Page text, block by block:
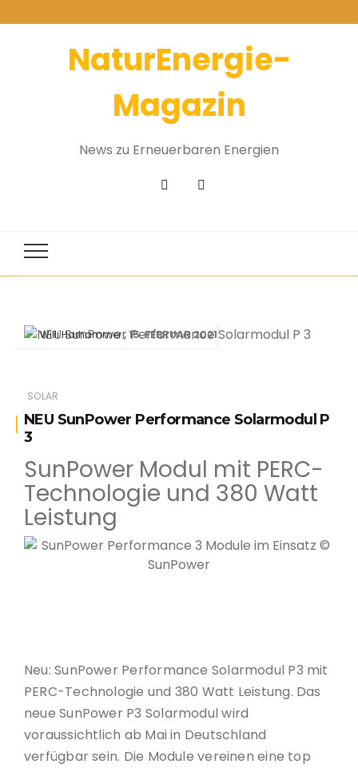
NaturEnergie-
Magazin
News zu Erneuerbaren Energien
SOLAR
NEU SunPower Performance Solarmodul P
3
Willi Harhammer 15. FEBRUAR 2021
SunPower Modul mit PERC-
Technologie und 380 Watt
Leistung
Neu: SunPower Performance Solarmodul P3 mit
PERC-Technologie und 380 Watt Leistung. Das
neue SunPower P3 Solarmodul wird
voraussichtlich ab Mai in Deutschland
verfügbar sein. Die Module vereinen eine top